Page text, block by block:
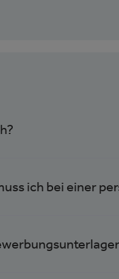
ich bei einer